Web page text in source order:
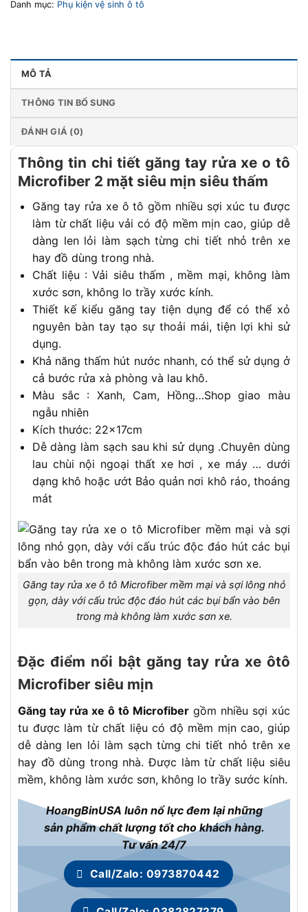
Danh mục: Phụ kiện vệ sinh ô tô
MÔ TẢ
THÔNG TIN BỔ SUNG
ĐÁNH GIÁ (0)
Thông tin chi tiết găng tay rửa xe o tô
Microfiber 2 mặt siêu mịn siêu thấm
Găng tay rửa xe ô tô gồm nhiều sợi xúc tu được
làm từ chất liệu vải có độ mềm mịn cao, giúp dễ
dàng len lỏi làm sạch từng chi tiết nhỏ trên xe
hay đồ dùng trong nhà.
Chất liệu : Vải siêu thấm , mềm mại, không làm
xước sơn, không lo trầy xước kính.
Thiết kế kiểu găng tay tiện dụng để có thể xỏ
nguyên bàn tay tạo sự thoải mái, tiện lợi khi sử
dụng.
Khả năng thấm hút nước nhanh, có thể sử dụng ở
cả bước rửa xà phòng và lau khô.
Màu sắc : Xanh, Cam, Hồng…Shop giao màu
ngẫu nhiên
Kích thước: 22x17cm
Dễ dàng làm sạch sau khi sử dụng .Chuyên dùng
lau chùi nội ngoại thất xe hơi , xe máy … dưới
dạng khô hoặc ướt Bảo quản nơi khô ráo, thoáng
mát
Găng tay rửa xe ô tô Microfiber mềm mại và sợi lông nhỏ
gọn, dày với cấu trúc độc đáo hút các bụi bẩn vào bên
trong mà không làm xước sơn xe.
Đặc điểm nổi bật găng tay rửa xe ôtô
Microfiber siêu mịn
Găng tay rửa xe ô tô Microfiber gồm nhiều sợi xúc
tu được làm từ chất liệu có độ mềm mịn cao, giúp
dễ dàng len lỏi làm sạch từng chi tiết nhỏ trên xe
hay đồ dùng trong nhà. Được làm từ chất liệu siêu
mềm, không làm xước sơn, không lo trầy sước kính.
HoangBinUSA luôn nổ lực đem lại những
sản phẩm chất lượng tốt cho khách hàng.
Tư vấn 24/7
Call/Zalo: 0973870442